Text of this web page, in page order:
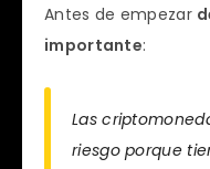
Antes de empezar
importante:
Las
riesgo porque